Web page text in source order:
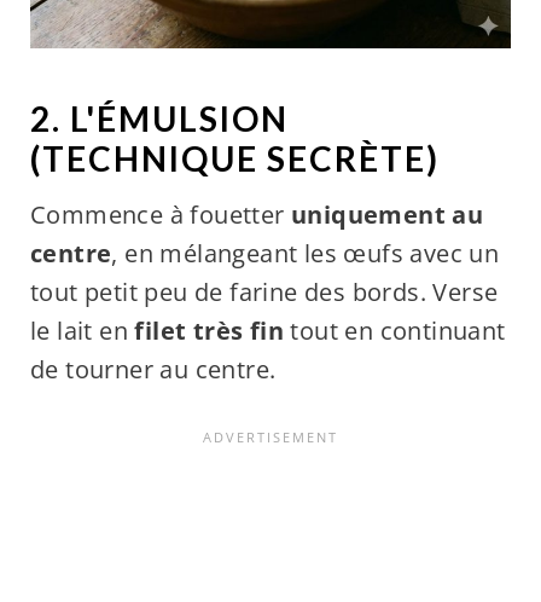
2. L'ÉMULSION
(TECHNIQUE SECRÈTE)
Commence à fouetter uniquement au
centre, en mélangeant les œufs avec un
tout petit peu de farine des bords. Verse
le lait enfilet très fin tout en continuant
de tourner au centre.